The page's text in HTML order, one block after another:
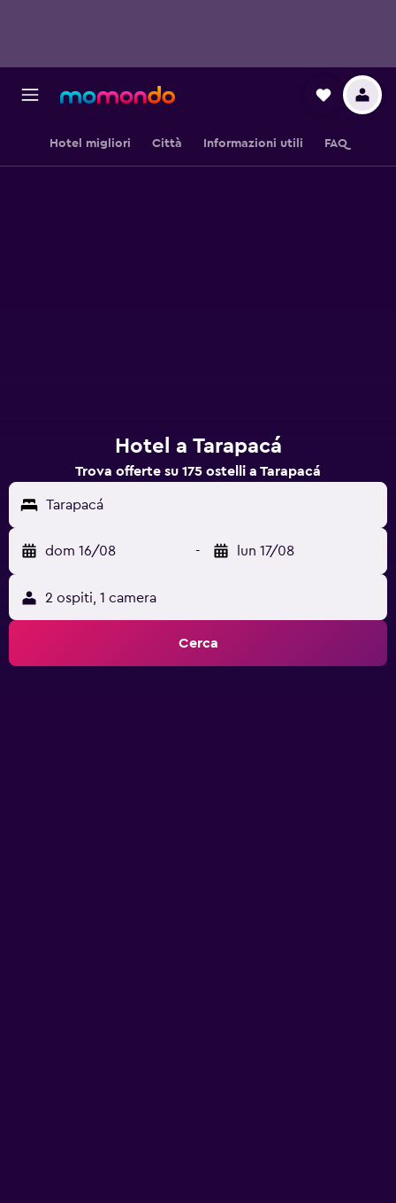
Hotel migliori Città Informazioni utili FAQ
Hotel a Tarapacá
Trova offerte su 175 ostelli a Tarapacá
Tarapacá
dom 16/08 - lun 17/08
2 ospiti, 1 camera
Cerca